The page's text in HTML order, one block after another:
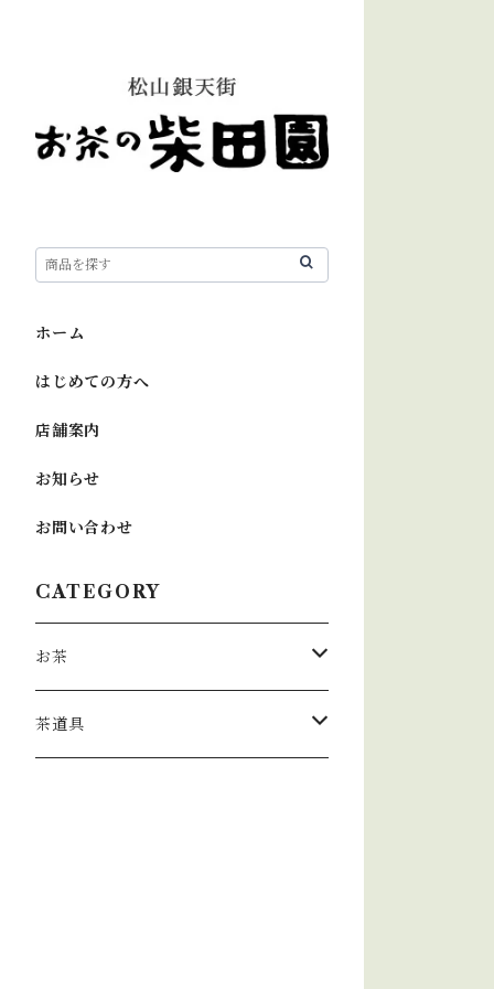
ホーム
はじめての方へ
店舗案内
お知らせ
お問い合わせ
CATEGORY
お茶
玉露
茶道具